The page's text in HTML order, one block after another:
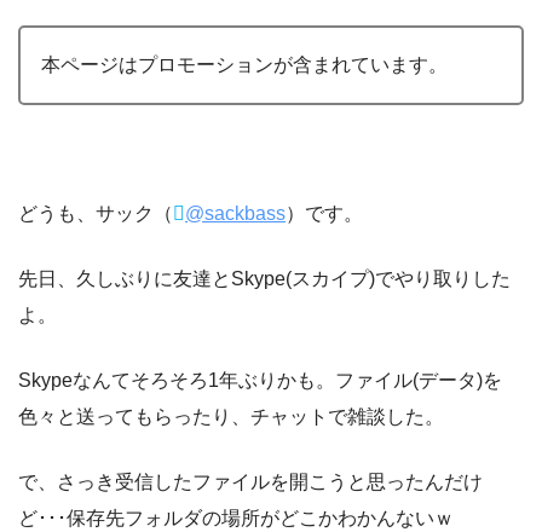
本ページはプロモーションが含まれています。
どうも、サック（ @sackbass）です。
先日、久しぶりに友達とSkype(スカイプ)でやり取りした
よ。
Skypeなんてそろそろ1年ぶりかも。ファイル(データ)を
色々と送ってもらったり、チャットで雑談した。
で、さっき受信したファイルを開こうと思ったんだけ
ど･･･保存先フォルダの場所がどこかわかんないｗ